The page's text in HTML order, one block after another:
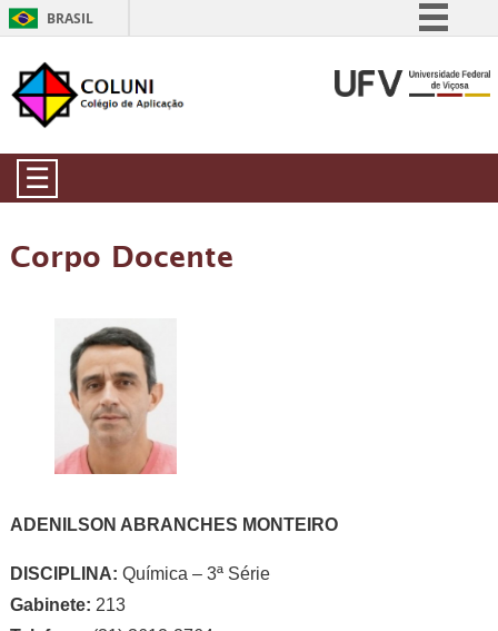
BRASIL
Comunica BR
☰
Corpo Docente
ADENILSON ABRANCHES MONTEIRO
DISCIPLINA: Química – 3ª Série
Gabinete: 213